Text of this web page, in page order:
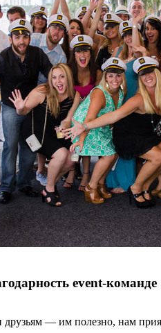
event-команде
друзьям — им полезно, нам